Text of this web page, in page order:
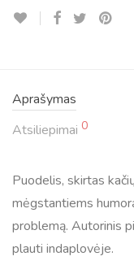
Aprašymas
Atsiliepimai 0
Puodelis, skirtas
mėgstantiems
problemą. Autorinis
plauti indaplovėje.